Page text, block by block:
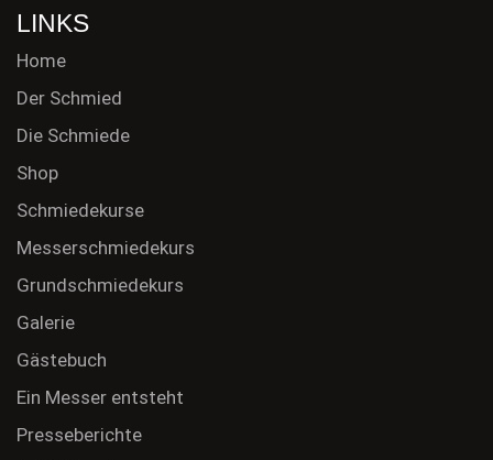
LINKS
Home
Der Schmied
Die Schmiede
Shop
Schmiedekurse
Messerschmiedekurs
Grundschmiedekurs
Galerie
Gästebuch
Ein Messer entsteht
Presseberichte